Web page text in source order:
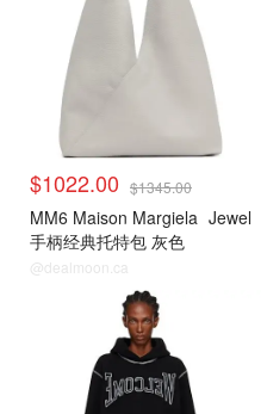
$1022.00 $1345.00
MM6 Maison Margiela Jewel
手柄经典托特包 灰色
@dealmoon.ca